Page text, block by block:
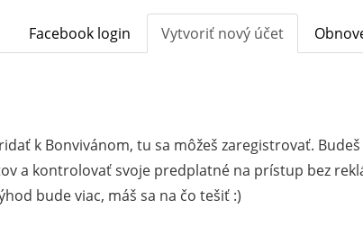
Facebook login Vytvoriť nový účet (aktívna
karta)
k Bonvivánom, tu sa môžeš zaregistrovať.
a kontrolovať svoje predplatné na prístup bez
bude viac, máš sa na čo tešiť :)